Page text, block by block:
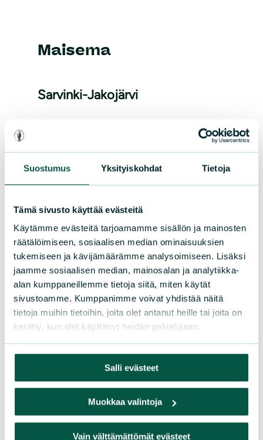
Suostumus Yksityiskohdat Tietoja
Tämä sivusto käyttää evästeitä
Käytämme evästeitä tarjoamamme sisällön ja mainosten
räätälöimiseen, sosiaalisen median ominaisuuksien
tukemiseen ja kävijämäärämme analysoimiseen. Lisäksi
jaamme sosiaalisen median, mainosalan ja analytiikka-
alan kumppaneillemme tietoja siitä, miten käytät
sivustoamme. Kumppanimme voivat yhdistää näitä
tietoja muihin tietoihin, joita olet antanut heille tai joita on
kerätty, kun olet käyttänyt heidän palvelujaan.
Salli evästeet
Muokkaa valintoja
Vain välttämättömät evästeet
Maisema
Sarvinki-Jakojärvi